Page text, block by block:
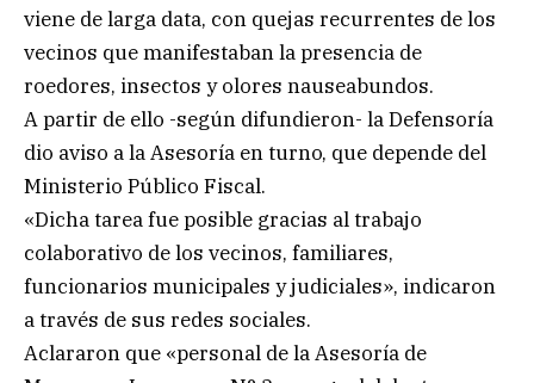
viene de larga data, con quejas recurrentes de los
vecinos que manifestaban la presencia de
roedores, insectos y olores nauseabundos.
A partir de ello -según difundieron- la Defensoría
dio aviso a la Asesoría en turno, que depende del
Ministerio Público Fiscal.
«Dicha tarea fue posible gracias al trabajo
colaborativo de los vecinos, familiares,
funcionarios municipales y judiciales», indicaron
a través de sus redes sociales.
Aclararon que «personal de la Asesoría de